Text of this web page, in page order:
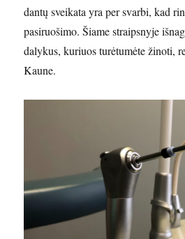
dantų sveikata yra per svarbi, kad
pasiruošimo. Šiame straipsnyje
dalykus, kuriuos turėtumėte žinoti,
Kaune.